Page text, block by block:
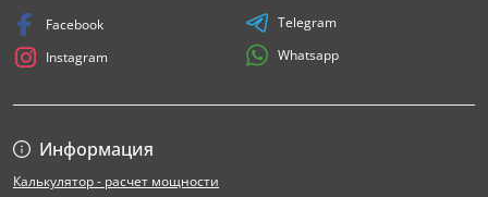
Информация
Калькулятор - расчет мощности
Facebook
Instagram
Telegram
Whatsapp